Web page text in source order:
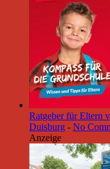
Ratgeber für Eltern
Duisburg - No
Anzeige